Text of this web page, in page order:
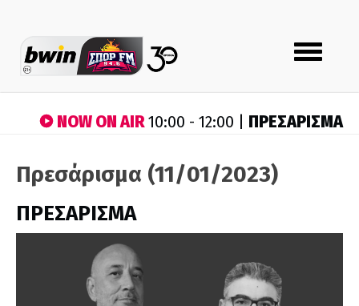
Toggle
navigation
NOW ON AIR10:00 - 12:00 | ΠΡΕΣΑΡΙΣΜΑ
Πρεσάρισμα (11/01/2023)
ΠΡΕΣΑΡΙΣΜΑ